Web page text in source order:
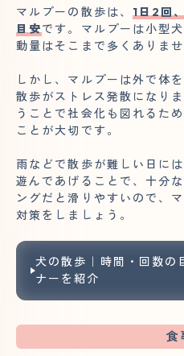
マルプーの散歩は、 1日2回
目安です。マルプーは小型
動量はそこまで多くありませ
しかし、マルプーは外で体
散歩がストレス発散になり
うことで社会化も図れるた
ことが大切です。
雨などで散歩が難しい日に
遊んであげることで、十分
ングだと滑りやすいので、
対策をしましょう。
犬の散歩｜時間・回数の
ナーを紹介
食